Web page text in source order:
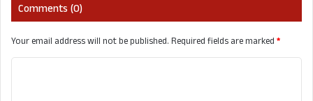
Comments (0)
Your email address will not be published.Required fields are marked*